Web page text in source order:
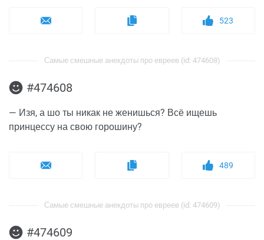
523
Самые смешные анекдоты про евреев (id: 474608)
#474608
— Изя, а шо ты никак не женишься? Всё ищешь
принцессу на свою горошину?
489
Самые смешные анекдоты про евреев (id: 474609)
#474609